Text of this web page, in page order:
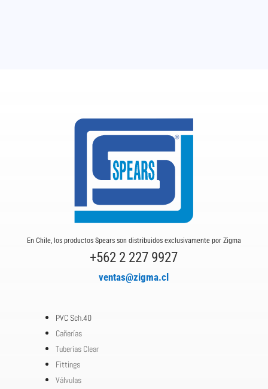
En Chile, los productos Spears son distribuidos exclusivamente por Zigma
+562 2 227 9927
ventas@zigma.cl
PVC Sch.40
Cañerías
Tuberías Clear
Fittings
Válvulas